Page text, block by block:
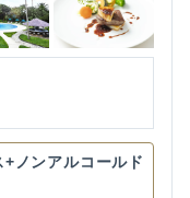
ノンアルコールド